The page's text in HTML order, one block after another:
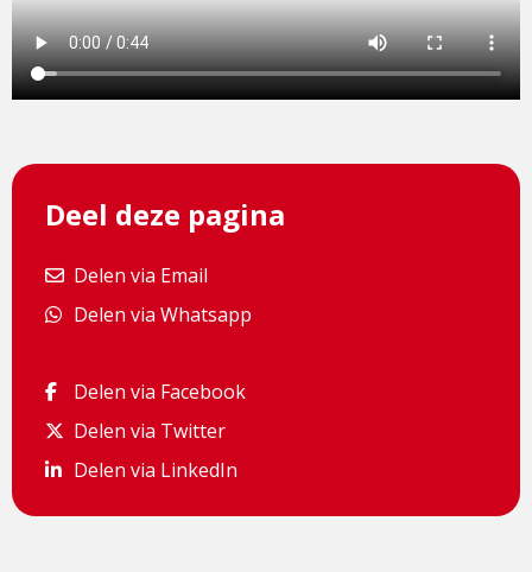
Deel deze pagina
Delen via Email
Delen via Email
Delen via Whatsapp
Delen via Whatsapp
Delen via Facebook
Delen via Facebook
Delen via Twitter
Delen via Twitter
Delen via LinkedIn
Delen via LinkedIn